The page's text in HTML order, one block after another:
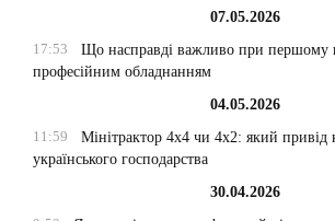
07.05.2026
17:53
Що насправді важливо при першому
професійним обладнанням
04.05.2026
11:59
Мінітрактор 4х4 чи 4х2: який привід
українського господарства
30.04.2026